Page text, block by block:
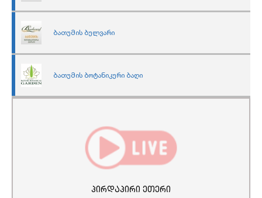
ბათუმის ბულვარი
ბათუმის ბოტანიკური ბაღი
პირდაპირი ეთერი